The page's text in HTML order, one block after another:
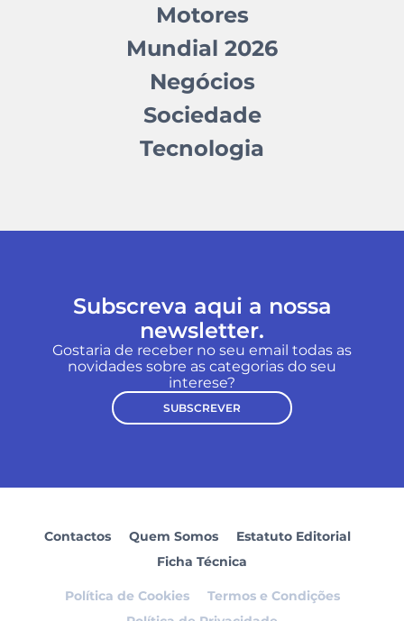
Motores
Mundial 2026
Negócios
Sociedade
Tecnologia
Subscreva aqui a nossa
newsletter.
Gostaria de receber no seu email todas as
novidades sobre as categorias do seu
interese?
SUBSCREVER
Contactos Quem Somos
Estatuto Editorial
Ficha Técnica
Política de Cookies
Termos e Condições